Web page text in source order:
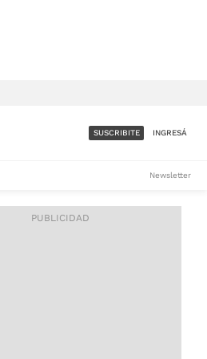
ACCESO FULL - $1.800/MES
SUSCRIBITE INGRESÁ
Newsletter